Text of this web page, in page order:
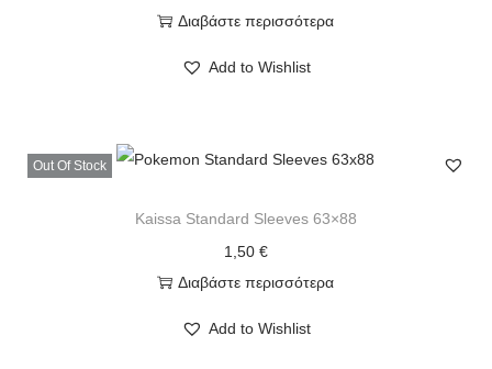
Διαβάστε περισσότερα
Add to Wishlist
Out Of Stock
Kaissa Standard Sleeves 63×88
1,50 €
Διαβάστε περισσότερα
Add to Wishlist